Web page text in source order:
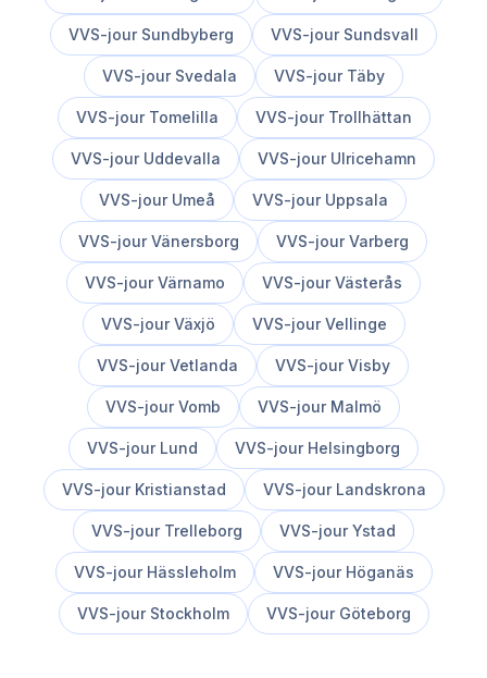
VVS-jour Sundbyberg VVS-jour Sundsvall
VVS-jour Svedala VVS-jour Täby
VVS-jour Tomelilla VVS-jour Trollhättan
VVS-jour Uddevalla VVS-jour Ulricehamn
VVS-jour Umeå VVS-jour Uppsala
VVS-jourVänersborg VVS-jourVarberg
VVS-jourVärnamo VVS-jourVästerås
VVS-jourVäxjö VVS-jourVellinge
VVS-jourVetlanda VVS-jourVisby
VVS-jourVomb VVS-jour Malmö
VVS-jour Lund VVS-jour Helsingborg
VVS-jour Kristianstad VVS-jour Landskrona
VVS-jour Trelleborg VVS-jourYstad
VVS-jour Hässleholm VVS-jour Höganäs
VVS-jour Stockholm VVS-jour Göteborg